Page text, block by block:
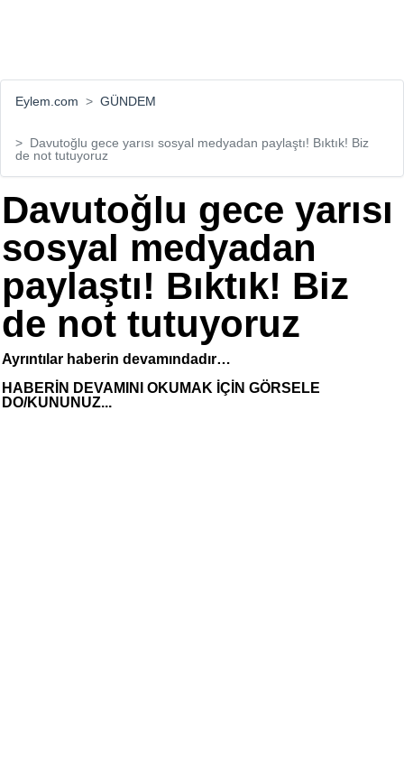
Eylem.com GÜNDEM
Davutoğlu gece yarısı sosyal medyadan paylaştı! Bıktık! Biz
de not tutuyoruz
Davutoğlu gece yarısı
sosyal medyadan
paylaştı! Bıktık! Biz
de not tutuyoruz
Ayrıntılar haberin devamındadır…
HABERİN DEVAMINI OKUMAK İÇİN GÖRSELE
DO/KUNUNUZ...